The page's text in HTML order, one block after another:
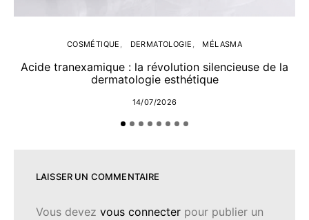
COSMÉTIQUE DERMATOLOGIE MÉLASMA
Acide tranexamique : la révolution silencieuse de la
dermatologie esthétique
14/07/2026
LAISSER UN COMMENTAIRE
Vous devez vous connecter pour publier un